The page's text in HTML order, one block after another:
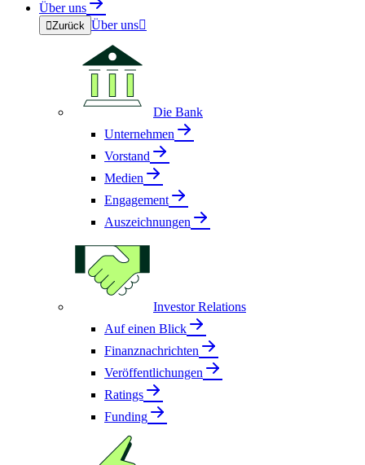
Über uns
Zurück Über uns
Die Bank
Unternehmen
Vorstand
Medien
Engagement
Auszeichnungen
Investor Relations
Auf einen Blick
Finanznachrichten
Veröffentlichungen
Ratings
Funding